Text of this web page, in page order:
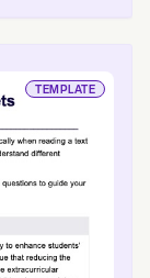
TEMPLATE